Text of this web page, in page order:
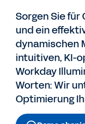
Sorgen Sie für
und ein
dynamischen
intuitiven, KI-
Workday
Worten: Wir
Optimierung